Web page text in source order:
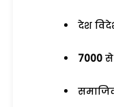
देश
7000 से